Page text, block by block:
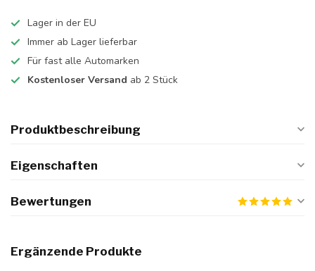
Lager in der EU
Immer ab Lager lieferbar
Für fast alle Automarken
Kostenloser Versand ab 2 Stück
Produktbeschreibung
Eigenschaften
Bewertungen
Ergänzende Produkte